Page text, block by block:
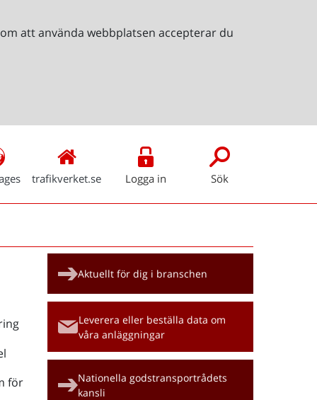
att använda webbplatsen accepterar du
trafikverket.se Logga in Sök
för
Aktuellt för dig i branschen
Leverera eller beställa data om
våra anläggningar
Nationella godstransportrådets
kansli